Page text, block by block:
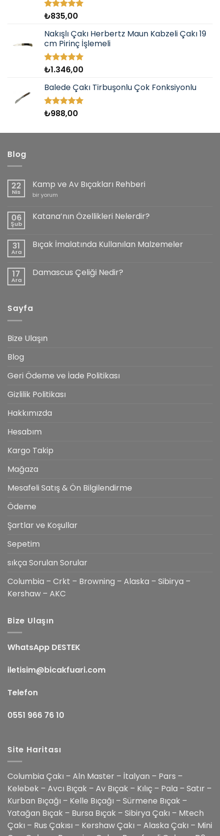
5 üzerinden
aldı
₺835,00
Nakışlı Çakı Herbertz Maun Kabzeli Çakı 19
cm Pirinç İşlemeli
5 üzerinden
aldı
₺1.346,00
Balede Çakı Tirbuşonlu Çok Fonksiyonlu
5 üzerinden
₺988,00
Blog
22
Nis
Kamp ve Av Bıçakları Rehberi
Kamp
Bıçakları
Rehberi
bir yorum
06
Şub
Katana’nın Özellikleri Nelerdir?
Katana’nın
Özellikleri
Nelerdir?
31
Ara
Bıçak İmalatında Kullanılan Malzemeler
İmalatında
17
Ara
Damascus Çeliği Nedir?
Nedir?
Sayfa
Bize Ulaşın
Blog
Geri Ödeme ve İade Politikası
Gizlilik Politikası
Hakkımızda
Hesabım
Kargo Takip
Mağaza
Mesafeli Satış & Ön Bilgilendirme
Ödeme
Şartlar ve Koşullar
Sepetim
sıkça Sorulan Sorular
Columbia – Crkt – Browning – Alaska – Sibirya –
Kershaw – AKC
Bize Ulaşın
WhatsApp DESTEK
iletisim@bicakfuari.com
Telefon
0551 966 76 10
Site Haritası
Columbia Çakı – Aln Master – İtalyan – Pars –
Kelebek – Avcı Bıçak – Av Bıçak – Kılıç – Pala – Satır –
Kurban Bıçağı – Kelle Bıçağı – Sürmene Bıçak –
Yatağan Bıçak – Bursa Bıçak – Sibirya Çakı – Mtech
Çakı – Rus Çakısı – Kershaw Çakı – Alaska Çakı – Mini